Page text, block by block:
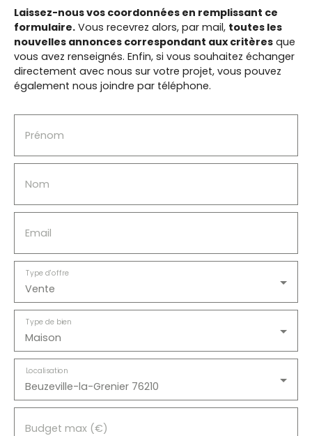
dans un cadre paisible. A découvrir sans tarder !!
Laissez-nous vos coordonnées en remplissant ce
formulaire. Vous recevrez alors, par mail, toutes les
nouvelles annonces correspondant aux critères que
vous avez renseignés. Enfin, si vous souhaitez échanger
directement avec nous sur votre projet, vous pouvez
également nous joindre par téléphone.
Prénom
Nom
Email
Vente
Type d'offre
Maison
Type de bien
Beuzeville-la-Grenier 76210
Localisation
Budget max (€)